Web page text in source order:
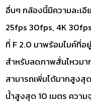
อื่นๆ กล้องนี้มีความละเ
25fps 30fps, 4K
ที่ F 2.0 มาพร้อมไมค์ที่
สำหรับลดภาพสั่นไหวมา
สามารถเพิ่มได้มากสูงสุ
น้ำสูงสุด 10 เมตร ควา